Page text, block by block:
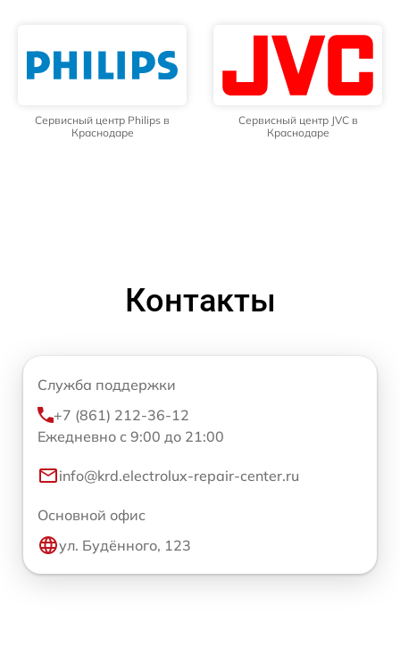
Сервисный центр Philips в
Краснодаре
Сервисный центр JVC в
Краснодаре
Контакты
Служба поддержки
+7 (861) 212-36-12
Ежедневно с 9:00 до 21:00
info@krd.electrolux-repair-center.ru
Основной офис
ул. Будённого, 123